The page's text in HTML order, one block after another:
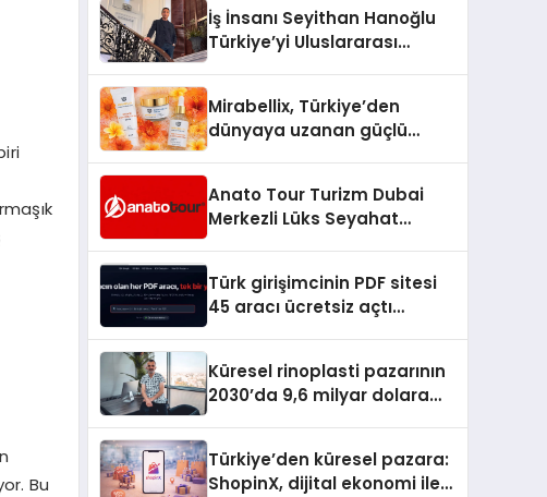
Bu
İş İnsanı Seyithan Hanoğlu
Türkiye’yi Uluslararası
Mirabellix, Türkiye’den
dünyaya uzanan güçlü
Anato Tour Turizm Dubai
Merkezli Lüks Seyahat
Türk girişimcinin PDF sitesi
45 aracı ücretsiz açtı
Küresel rinoplasti pazarının
2030’da 9,6 milyar dolara
Türkiye’den küresel pazara:
ShopinX, dijital ekonomi ile